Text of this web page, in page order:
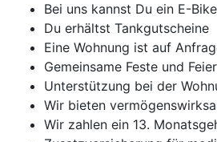
Bei uns kannst Du ein E-
Du erhältst Tankgutscheine
Eine Wohnung ist auf
Gemeinsame Feste und
Unterstützung bei der
Wir bieten
Wir zahlen ein 13.